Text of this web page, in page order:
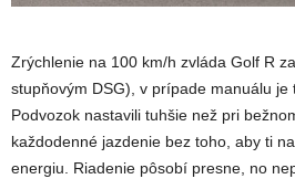
Zrýchlenie na 100 km/h zvláda Golf R
stupňovým DSG), v prípade manuálu je
Podvozok nastavili tuhšie než pri
každodenné jazdenie bez toho, aby ti
energiu. Riadenie pôsobí presne, no